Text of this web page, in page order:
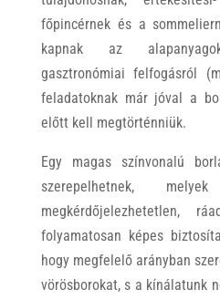
főpincérnek és a
kapnak az
gasztronómiai felfogásról
feladatoknak már jóval a
előtt kell megtörténniük.
Egy magas színvonalú
szerepelhetnek,
megkérdőjelezhetetlen,
folyamatosan képes
hogy megfelelő arányban
vörösborokat, s a kínálatunk